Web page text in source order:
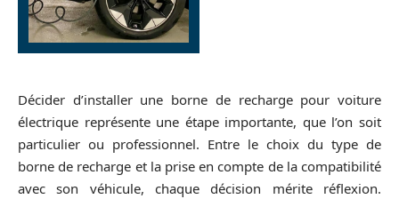
Décider d’installer une borne de recharge pour voiture
électrique représente une étape importante, que l’on soit
particulier ou professionnel. Entre le choix du type de
borne de recharge et la prise en compte de la compatibilité
avec son véhicule, chaque décision mérite réflexion.